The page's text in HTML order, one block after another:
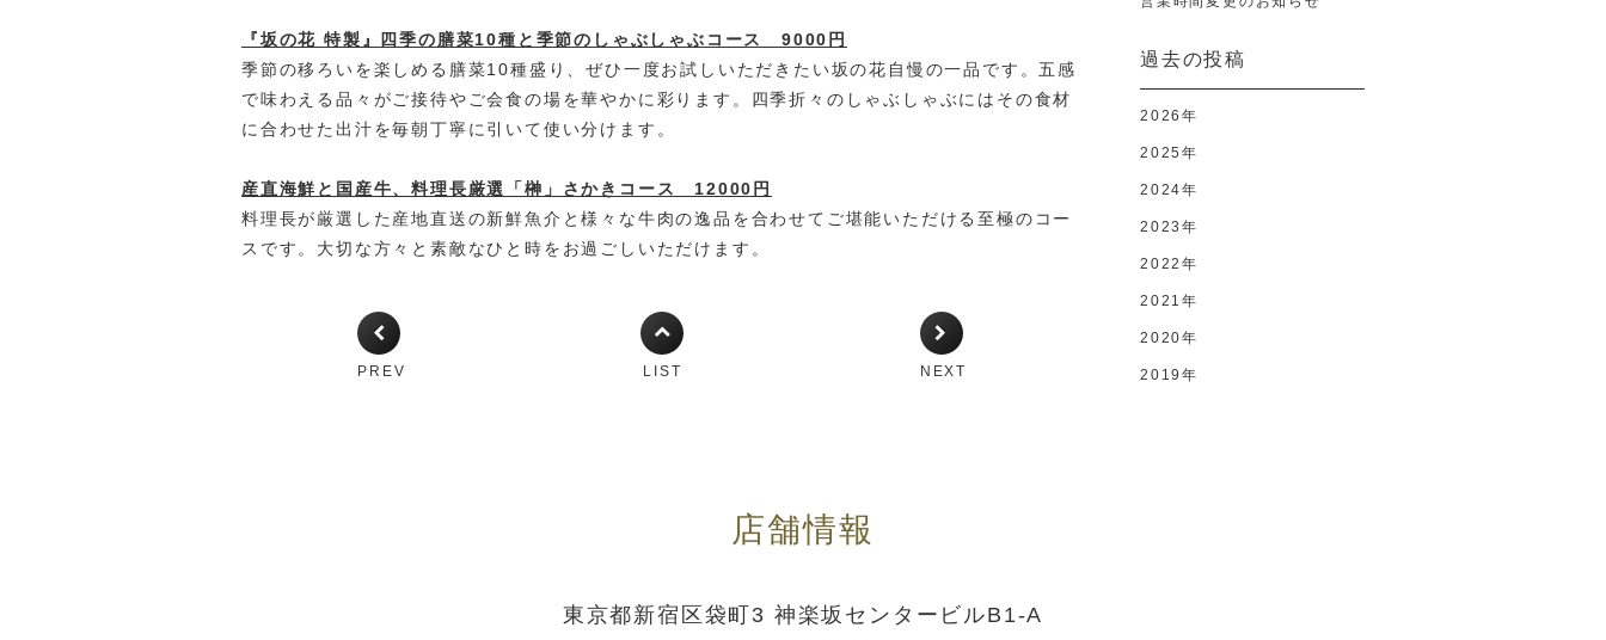
『坂の花 特製』四季の膳菜10種と季節のしゃぶしゃぶコース 9000円
季節の移ろいを楽しめる膳菜10種盛り、ぜひ一度お試しいただきたい坂の花自慢の一品です。五感
で味わえる品々がご接待やご会食の場を華やかに彩ります。四季折々のしゃぶしゃぶにはその食材
に合わせた出汁を毎朝丁寧に引いて使い分けます。
産直海鮮と国産牛、料理長厳選「榊」さかきコース 12000円
料理長が厳選した産地直送の新鮮魚介と様々な牛肉の逸品を合わせてご堪能いただける至極のコー
スです。大切な方々と素敵なひと時をお過ごしいただけます。
PREV LIST NEXT
過去の投稿
2026年
2025年
2024年
2023年
2022年
2021年
2020年
2019年
店舗情報
東京都新宿区袋町3 神楽坂センタービルB1-A